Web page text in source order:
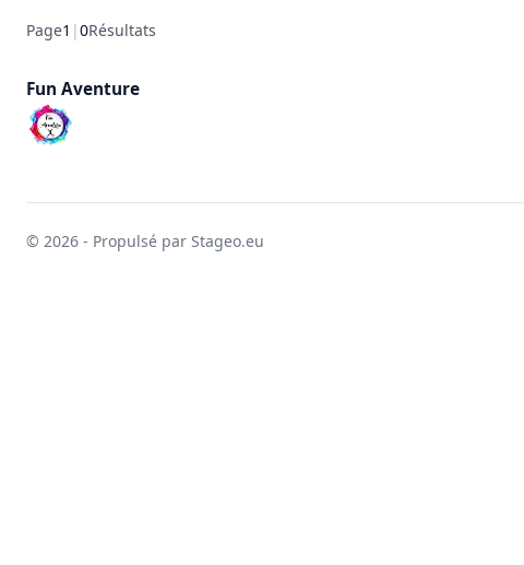
Page1 |0Résultats
Fun Aventure
© 2026 - Propulsé par Stageo.eu